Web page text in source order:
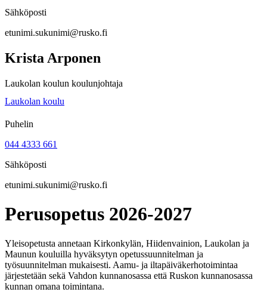
Sähköposti
etunimi.sukunimi@rusko.fi
Krista Arponen
Laukolan koulun koulunjohtaja
Laukolan koulu
Puhelin
044 4333 661
Sähköposti
etunimi.sukunimi@rusko.fi
Perusopetus 2026-2027
Yleisopetusta annetaan Kirkonkylän, Hiidenvainion, Laukolan ja
Maunun kouluilla hyväksytyn opetussuunnitelman ja
työsuunnitelman mukaisesti. Aamu- ja iltapäiväkerhotoimintaa
järjestetään sekä Vahdon kunnanosassa että Ruskon kunnanosassa
kunnan omana toimintana.